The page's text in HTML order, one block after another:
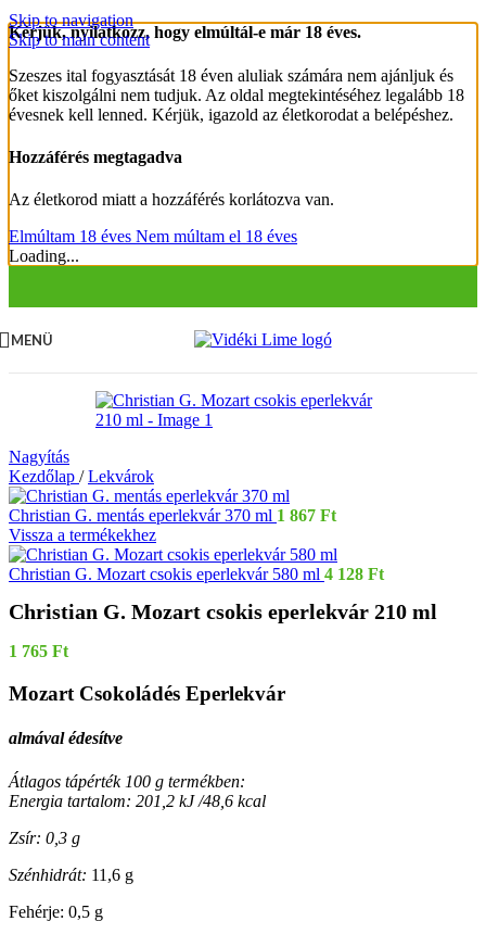
Kérjük, nyilatkozz, hogy elmúltál-e már 18 éves.
Szeszes ital fogyasztását 18 éven aluliak számára nem ajánljuk és
őket kiszolgálni nem tudjuk. Az oldal megtekintéséhez legalább 18
évesnek kell lenned. Kérjük, igazold az életkorodat a belépéshez.
Hozzáférés megtagadva
Az életkorod miatt a hozzáférés korlátozva van.
Elmúltam 18 éves Nem múltam el 18 éves
Loading...
Skip to navigation
Skip to main content
MENÜ
Nagyítás
Kezdőlap / Lekvárok
Christian G. mentás eperlekvár 370 ml 1 867 Ft
Vissza a termékekhez
Christian G. Mozart csokis eperlekvár 580 ml 4 128 Ft
Christian G. Mozart csokis eperlekvár 210 ml
1 765 Ft
Mozart Csokoládés Eperlekvár
almával édesítve
Átlagos tápérték 100 g termékben:
Energia tartalom: 201,2 kJ /48,6 kcal
Zsír: 0,3 g
Szénhidrát: 11,6 g
Fehérje: 0,5 g